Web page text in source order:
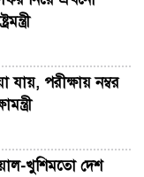
পরীক্ষায় নম্বর
খুশিমতো দেশ